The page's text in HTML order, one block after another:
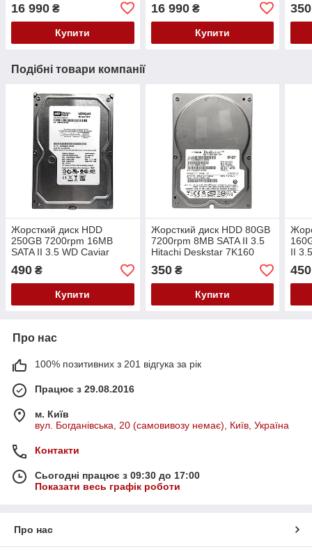
HUH721212ALE604
0F30146 PVD6E
16 990 ₴
Купити
HUH721212ALE604
0F30146 EGHKF
16 990₴
Купити
350
Подібні товари компанії
Жорсткий диск HDD
250GB 7200rpm 16MB
SATA II 3.5 WD Caviar
SE16 WD2500AAKS
490 ₴
Купити
Жорсткий диск HDD 80GB
7200rpm 8MB SATA II 3.5
Hitachi Deskstar 7K160
HDS721680PLA380
350₴
Купити
II
450
Про нас
100% позитивних з 201 відгука за рік
Працює з 29.08.2016
м. Київ
вул. Богданівська, 20 (самовивозу немає), Київ, Україна
Контакти
Сьогодні працює з 09:30 до 17:00
Показати весь графік роботи
Про нас